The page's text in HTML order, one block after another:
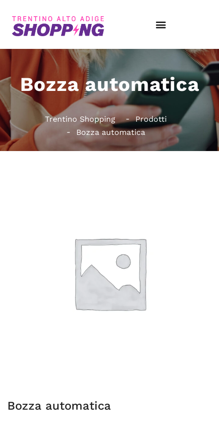
Bozza automatica
Trentino Shopping
Prodotti
Bozza automatica
Bozza automatica